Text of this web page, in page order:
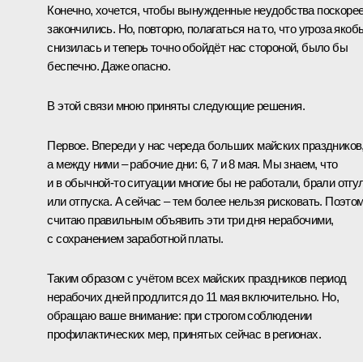
Конечно, хочется, чтобы вынужденные неудобства
закончились. Но, повторю, полагаться на то, что угроза
снизилась и теперь точно обойдёт нас стороной, было бы
беспечно. Даже опасно.
В этой связи мною приняты следующие решения.
Первое. Впереди у нас череда больших майских
а между ними – рабочие дни: 6, 7 и 8 мая. Мы знаем, что
и в обычной-то ситуации многие бы не работали, брали
или отпуска. А сейчас – тем более нельзя рисковать.
считаю правильным объявить эти три дня нерабочими,
с сохранением заработной платы.
Таким образом с учётом всех майских праздников период
нерабочих дней продлится до 11 мая включительно. Но,
обращаю ваше внимание: при строгом соблюдении
профилактических мер, принятых сейчас в регионах.